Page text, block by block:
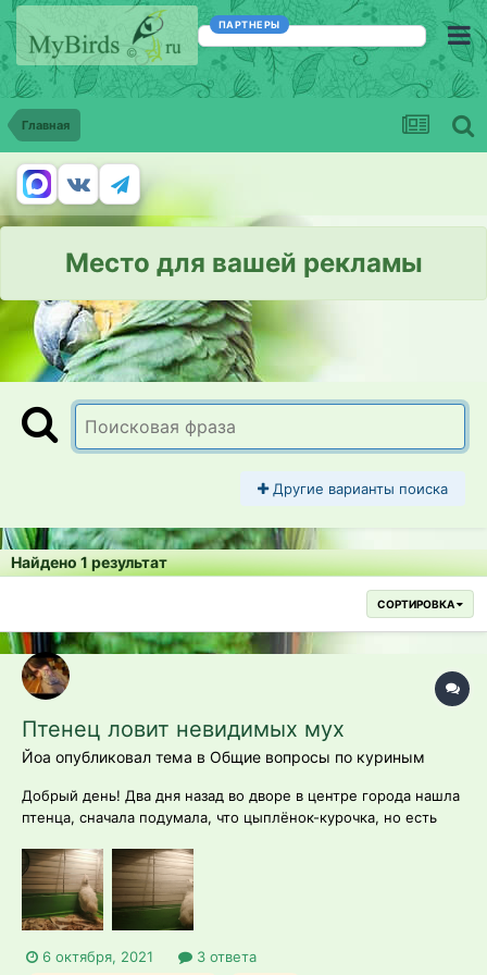
ПАРТНЕРЫ
Главная
Место для вашей рекламы
Другие варианты поиска
Найдено 1 результат
СОРТИРОВКА
Птенец ловит невидимых мух
Йоа опубликовал тема в Общие вопросы по куриным
Добрый день! Два дня назад во дворе в центре города нашла
птенца, сначала подумала, что цыплёнок-курочка, но есть
это. Малыш сейчас у девушки, которая имеет опыт в
выращивании цыплят. Первый вечер почти все время сидел,
ел и снова сид...
6 октября, 2021 3 ответа